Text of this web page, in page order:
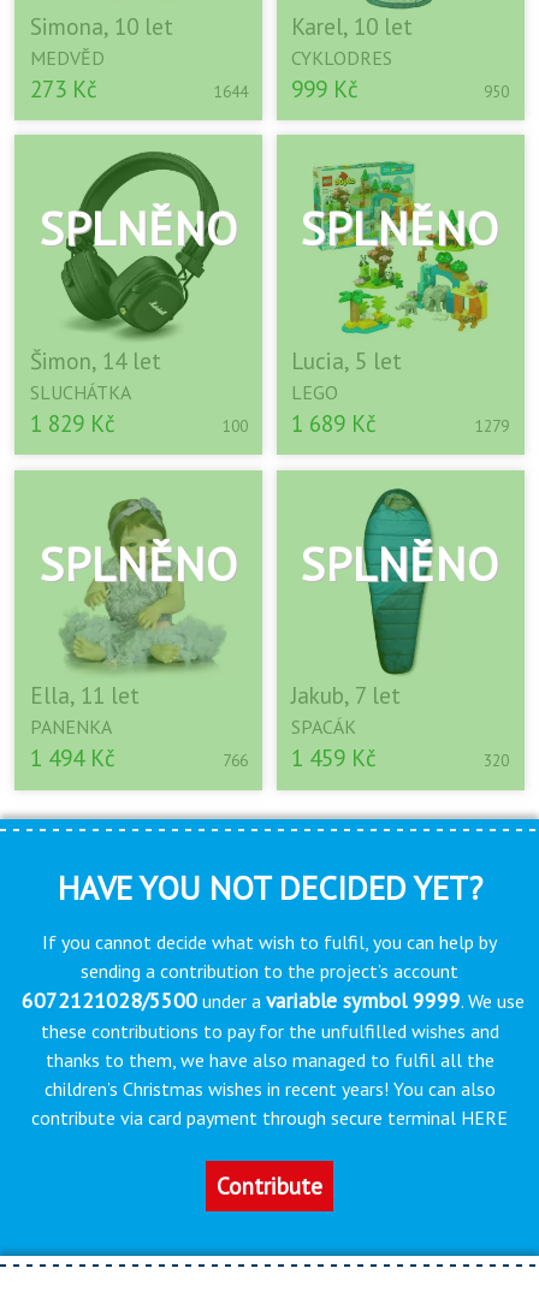
Simona, 10 let
MEDVĚD
273 Kč 1644
Karel, 10 let
CYKLODRES
999 Kč 950
Šimon, 14 let
SLUCHÁTKA
1 829 Kč 100
Lucia, 5 let
LEGO
1 689 Kč 1279
Ella, 11 let
PANENKA
1 494 Kč 766
Jakub, 7 let
SPACÁK
1 459 Kč 320
HAVE YOU NOT DECIDED YET?
If you cannot decide what wish to fulfil, you can help by
sending a contribution to the project’s account
6072121028/5500under a variable symbol 9999. We use
these contributions to pay for the unfulfilled wishes and
thanks to them, we have also managed to fulfil all the
children’s Christmas wishes in recent years! You can also
contribute via card payment through secure terminal HERE
Contribute